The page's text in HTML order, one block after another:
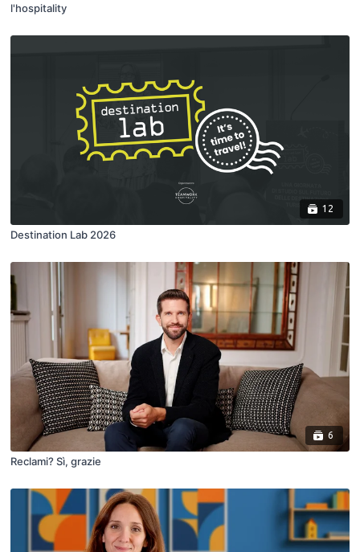
l'hospitality
12
Destination Lab 2026
6
Reclami? Sì, grazie